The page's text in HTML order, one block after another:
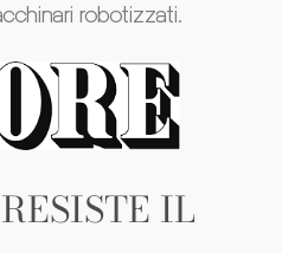
robotizzati.
IL